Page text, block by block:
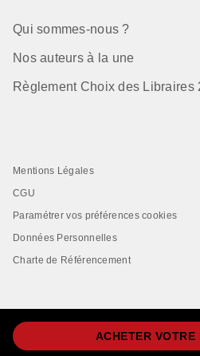
ACHETER VOTRE
Qui sommes-nous ?
Nos auteurs à la une
Règlement Choix des Libraires
Mentions Légales
CGU
Paramétrer vos préférences cookies
Données Personnelles
Charte de Référencement
LIVRE DE